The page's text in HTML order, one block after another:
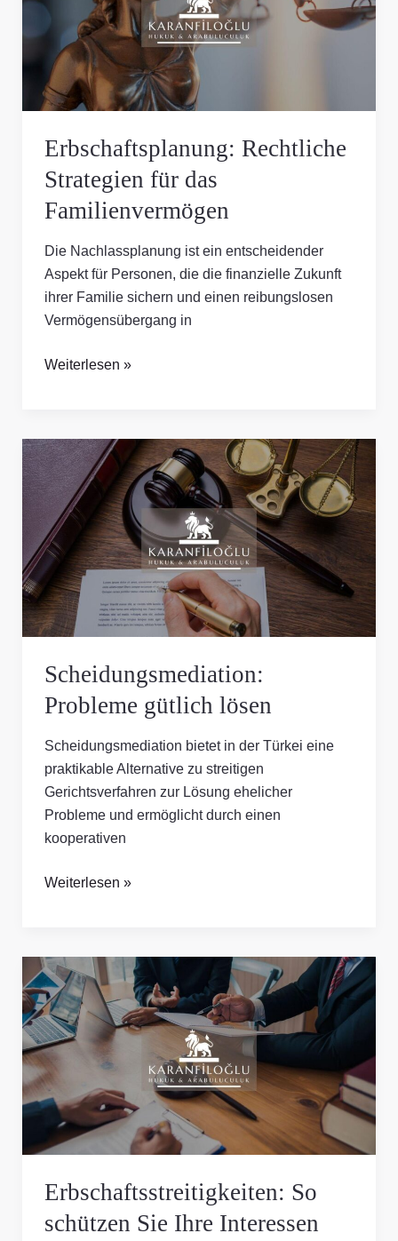
Erbschaftsplanung: Rechtliche
Strategien für das
Familienvermögen
Die Nachlassplanung ist ein entscheidender
Aspekt für Personen, die die finanzielle Zukunft
ihrer Familie sichern und einen reibungslosen
Vermögensübergang in
das
Familienvermögen
Weiterlesen »
Scheidungsmediation:
Probleme gütlich lösen
Scheidungsmediation bietet in der Türkei eine
praktikable Alternative zu streitigen
Gerichtsverfahren zur Lösung ehelicher
Probleme und ermöglicht durch einen
kooperativen
Scheidungsmediation:
Probleme
gütlich
lösen
Weiterlesen »
Erbschaftsstreitigkeiten: So
schützen Sie Ihre Interessen
Erbschaftsstreitigkeiten:
So
schützen
Sie
Ihre
Interessen